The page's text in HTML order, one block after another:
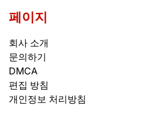
페이지
회사 소개
문의하기
DMCA
편집 방침
개인정보 처리방침